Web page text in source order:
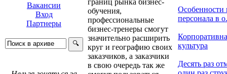
Вакансии
Вход
Партнеры
обучения,
профессиональные
бизнес-тренеры смогут
значительно расширить
круг и географию своих
заказчиков, а заказчики
в свою очередь так же
Особенности
персонала в
культура
Десять раз